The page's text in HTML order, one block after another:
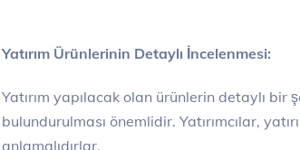
Yatırım Ürünlerinin Detaylı İncelenmesi:
Yatırım yapılacak olan ürünlerin detaylı bir
bulundurulması önemlidir. Yatırımcılar,
anlamalıdırlar.